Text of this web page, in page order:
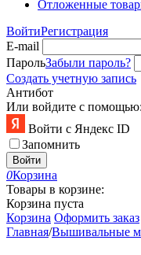
Отложенные
ВойтиРегистрация
E-mail
ПарольЗабыли пароль?
Создать учетную запись
Антибот
Или войдите с помощью:
Войти с Яндекс ID
Запомнить
Войти
0Корзина
Товары в корзине:
Корзина пуста
Корзина Оформить заказ
Главная/Вышивальные